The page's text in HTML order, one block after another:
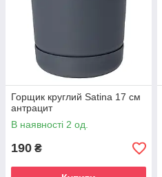
Горщик круглий Satina 17 см
антрацит
В наявності 2 од.
190 ₴